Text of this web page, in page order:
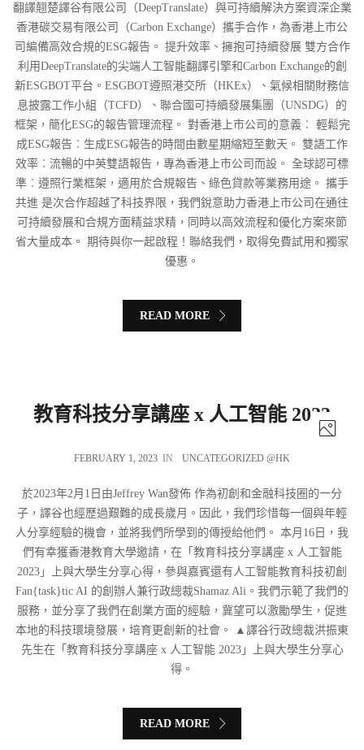
翻譯翹楚譯谷有限公司（DeepTranslate）與可持續解決方案資深企業
香港碳交易有限公司（Carbon Exchange）攜手合作，為香港上市公
司編備高效合規的ESG報告。 提升效率、擁抱可持續發展 雙方合作
利用DeepTranslate的尖端人工智能翻譯引擎和Carbon Exchange的創
新ESGBOT平台。ESGBOT遵照港交所（HKEx）、氣候相關財務信
息披露工作小組（TCFD）、聯合國可持續發展集團（UNSDG）的
框架，簡化ESG的報告管理流程。 對香港上市公司的意義︰ 輕鬆完
成ESG報告︰生成ESG報告的時間由數星期縮短至數天。 雙語工作
效率︰流暢的中英雙語報告，專為香港上市公司而設。 全球認可標
準︰遵照行業框架，適用於合規報告、綠色貸款等業務用途。 攜手
共進 是次合作超越了科技界限，我們銳意助力香港上市公司在通往
可持續發展和合規方面精益求精，同時以高效流程和優化方案來節
省大量成本。 期待與你一起啟程！聯絡我們，取得免費試用和獨家
優惠。
READ MORE
教育科技分享講座 x 人工智能 2023
FEBRUARY 1, 2023 IN UNCATEGORIZED @HK
於2023年2月1日由Jeffrey Wan發佈 作為初創和金融科技圈的一分
子，譯谷也經歷過艱難的成長歲月。因此，我們珍惜每一個與年輕
人分享經驗的機會，並將我們所學到的傳授給他們。 本月16日，我
們有幸獲香港教育大學邀請，在「教育科技分享講座 x 人工智能
2023」上與大學生分享心得，參與嘉賓還有人工智能教育科技初創
Fan{task}tic AI 的創辦人兼行政總裁Shamaz Ali。我們示範了我們的
服務，並分享了我們在創業方面的經驗，冀望可以激勵學生，促進
本地的科技環境發展，培育更創新的社會。 ▲譯谷行政總裁洪振東
先生在「教育科技分享講座 x 人工智能 2023」上與大學生分享心
得。
READ MORE